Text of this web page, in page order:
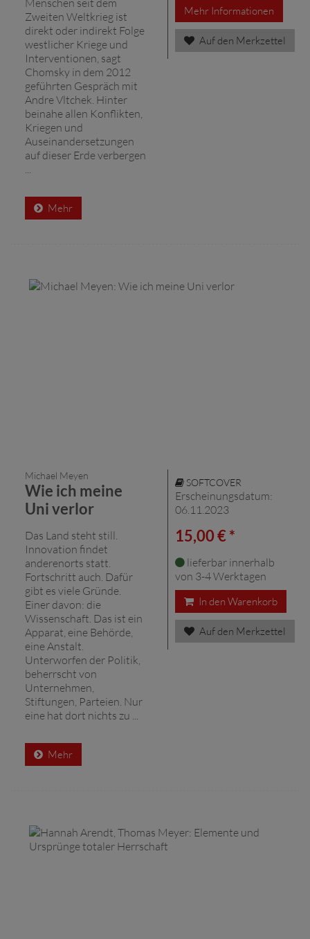
Zweiten Weltkrieg ist
direkt oder indirekt Folge
westlicher Kriege und
Interventionen, sagt
Chomsky in dem 2012
geführten Gespräch mit
Andre Vltchek. Hinter
beinahe allen Konflikten,
Kriegen und
Auseinandersetzungen
auf dieser Erde verbergen
Mehr
Mehr Informationen
Auf den Merkzettel
Michael Meyen
Wie ich meine
Uni verlor
Das Land steht still.
Innovation findet
anderenorts statt.
Fortschritt auch. Dafür
gibt es viele Gründe.
Einer davon: die
Wissenschaft. Das ist ein
Apparat, eine Behörde,
eine Anstalt.
Unterworfen der Politik,
beherrscht von
Unternehmen,
Stiftungen, Parteien. Nur
eine hat dort nichts zu ...
Mehr
SOFTCOVER
Erscheinungsdatum:
06.11.2023
15,00 € *
lieferbar innerhalb
von 3-4 Werktagen
In den Warenkorb
Auf den Merkzettel